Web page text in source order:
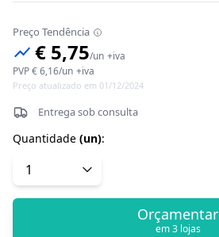
Preço Tendência
€ 5,75/un +iva
PVP€ 6,16/un +iva
Preço atualizado em 01/12/2024
Entrega sob consulta
Quantidade (un):
Orçamentar
em 3 lojas